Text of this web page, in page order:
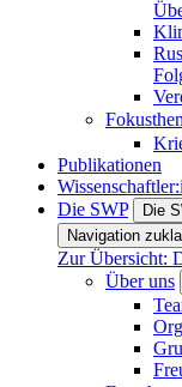
Publikationen
Die SWP
Die
Navigation
Zur Übersicht:
Über uns